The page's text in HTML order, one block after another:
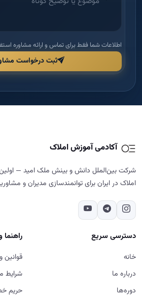
اطلاعات شما فقط برای تماس و ارائه مشاوره
ثبت درخواست
آکادمی آموزش املاک
شرکت بین‌الملل دانش و بینش ملک امید —
املاک در ایران برای توانمندسازی مدیران و
دسترسی سریع
خانه
درباره ما
دوره‌ها
راهنما
قوانین
شرایط
حریم